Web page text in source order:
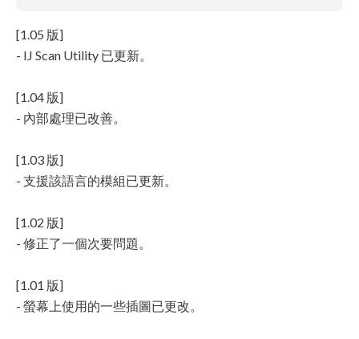
[1.05 版]
- IJ Scan Utility 已更新。
[1.04 版]
- 內部處理已改善。
[1.03 版]
- 支援該語言的模組已更新。
[1.02 版]
- 修正了一個次要問題。
[1.01 版]
- 螢幕上使用的一些插圖已更改。